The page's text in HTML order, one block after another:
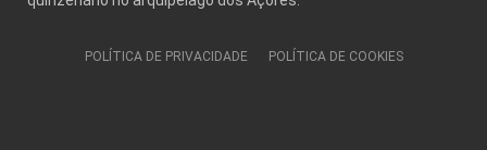
POLÍTICA DE PRIVACIDADE POLÍTICA DE COOKIES